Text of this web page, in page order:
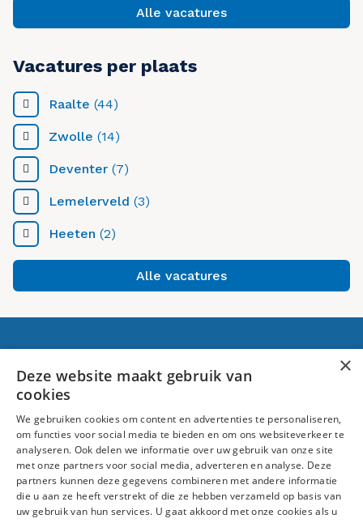
Alle vacatures
Vacatures per plaats
Raalte (44)
Zwolle (14)
Deventer (7)
Lemelerveld (3)
Heeten (2)
Alle vacatures
Banen in Raalte
Over ons
Volg ons
×
Deze website maakt gebruik van
cookies
We gebruiken cookies om content en advertenties te personaliseren,
om functies voor social media te bieden en om ons websiteverkeer te
analyseren. Ook delen we informatie over uw gebruik van onze site
met onze partners voor social media, adverteren en analyse. Deze
partners kunnen deze gegevens combineren met andere informatie
die u aan ze heeft verstrekt of die ze hebben verzameld op basis van
uw gebruik van hun services. U gaat akkoord met onze cookies als u